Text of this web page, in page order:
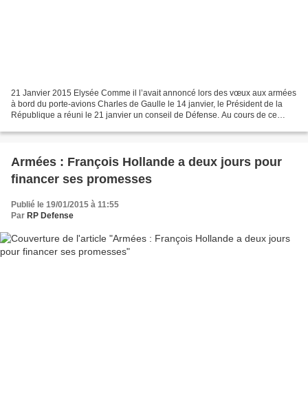
21 Janvier 2015 Elysée Comme il l’avait annoncé lors des vœux aux armées
à bord du porte-avions Charles de Gaulle le 14 janvier, le Président de la
République a réuni le 21 janvier un conseil de Défense. Au cours de ce
Armées : François Hollande a deux jours pour
financer ses promesses
Publié le 19/01/2015 à 11:55
Par RP Defense